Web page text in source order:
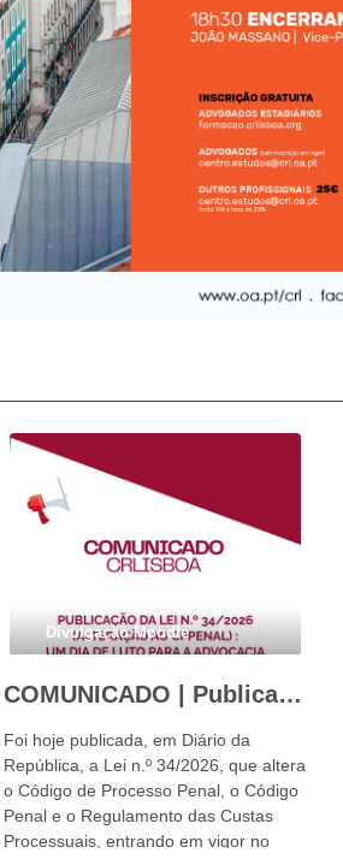
Divulgação Moodle
COMUNICADO | Publicação da Lei n.º 34/2026: um dia de luto para a advocacia portuguesa e para o Estado de Direito
Foi hoje publicada, em Diário da
República, a Lei n.º 34/2026, que altera
o Código de Processo Penal, o Código
Penal e o Regulamento das Custas
Processuais, entrando em vigor no